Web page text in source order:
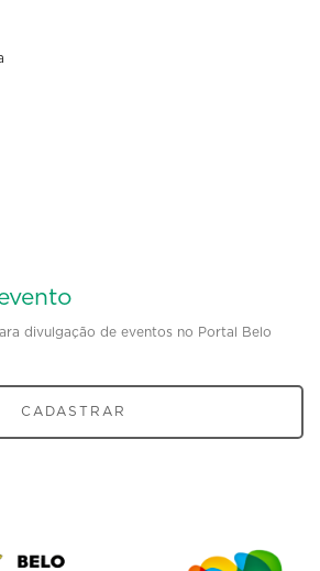
divulgação de eventos no Portal Belo
CADASTRAR